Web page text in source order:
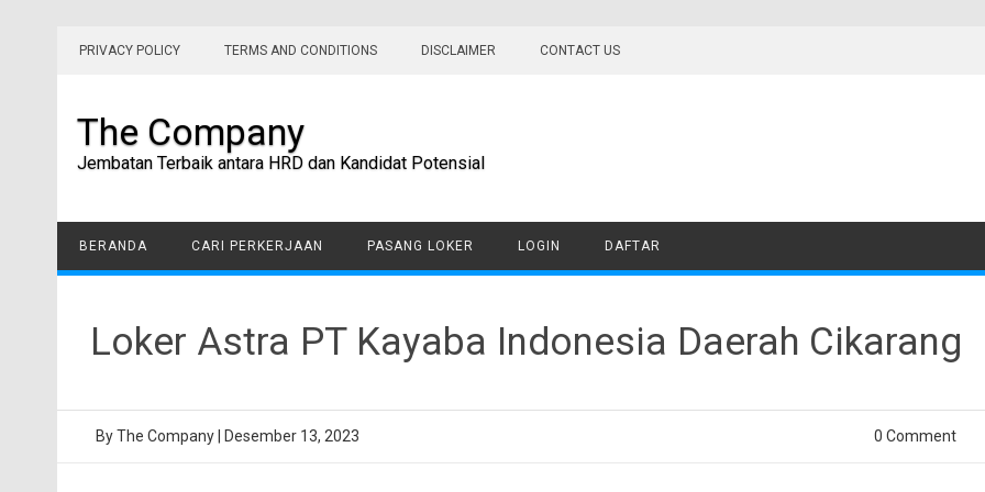
PRIVACY POLICY TERMS AND CONDITIONS DISCLAIMER CONTACT US
The Company
Jembatan Terbaik antara HRD dan Kandidat Potensial
BERANDA CARI PERKERJAAN PASANG LOKER LOGIN DAFTAR
Loker Astra PT Kayaba Indonesia Daerah Cikarang
ByThe Company Desember 13, 2023 0 Comment